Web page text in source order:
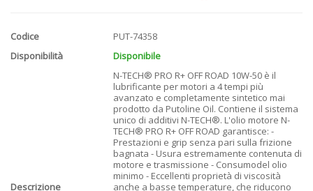
Codice
PUT-74358
Disponibilità
Disponibile
Descrizione
N-TECH® PRO R+ OFF ROAD 10W-50 è il
lubrificante per motori a 4 tempi più
avanzato e completamente sintetico mai
prodotto da Putoline Oil. Contiene il sistema
unico di additivi N-TECH®. L'olio motore N-
TECH® PRO R+ OFF ROAD garantisce: -
Prestazioni e grip senza pari sulla frizione
bagnata - Usura estremamente contenuta di
motore e trasmissione - Consumodel olio
minimo - Eccellenti proprietà di viscosità
anche a basse temperature, che riducono